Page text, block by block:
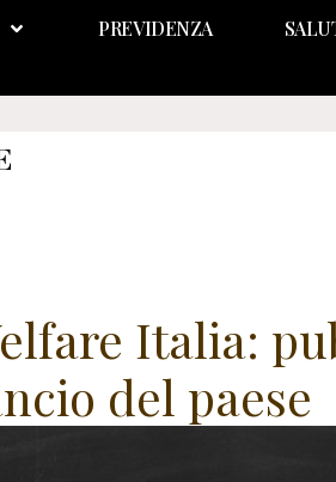
PREVIDENZA
Italia:
del paese